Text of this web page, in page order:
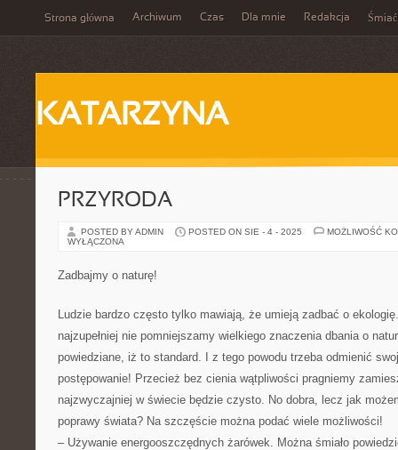
Strona główna Archiwum Czas Dla mnie Redakcja Śmiać
KATARZYNA
PRZYRODA
POSTED BY ADMIN POSTED ON SIE - 4 - 2025
MOŻLIWOŚĆ
WYŁĄCZONA
Zadbajmy o naturę!
Ludzie bardzo często tylko mawiają, że umieją zadbać o
najzupełniej nie pomniejszamy wielkiego znaczenia dbania o
powiedziane, iż to standard. I z tego powodu trzeba odmienić
postępowanie! Przecież bez cienia wątpliwości pragniemy
najzwyczajniej w świecie będzie czysto. No dobra, lecz jak
poprawy świata? Na szczęście można podać wiele możliwości!
– Używanie energooszczędnych żarówek. Można śmiało